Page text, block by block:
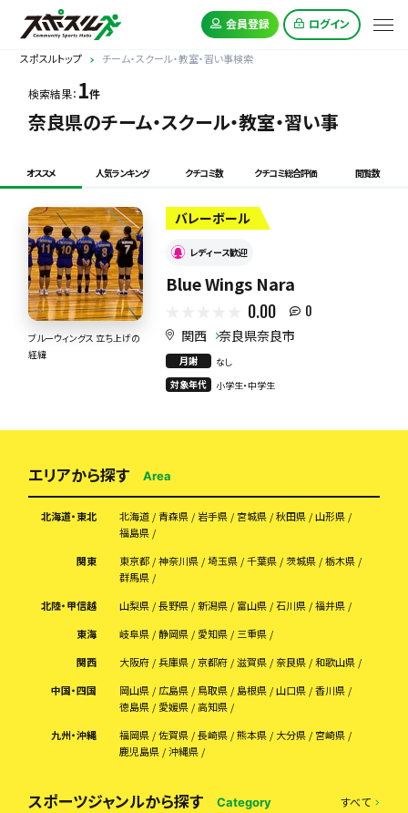
会員登録 ログイン
スポスルトップ チーム・スクール・教室・習い事検索
検索結果： 1件
奈良県のチーム・スクール・教室・習い事
オススメ 人気ランキング クチコミ数 クチコミ総合評価 閲覧数
ブルーウィングス 立ち上げの
経緯
バレーボール
レディース歓迎
Blue Wings Nara
0.00 0
関西 奈良県奈良市
月謝
なし
対象年代
小学生・中学生
エリアから探す Area
北海道・東北 北海道 青森県 岩手県 宮城県 秋田県
山形県
福島県
関東
東京都 神奈川県 埼玉県 千葉県 茨城県
栃木県
群馬県
北陸・甲信越
山梨県 長野県 新潟県 富山県 石川県
福井県
東海
岐阜県 静岡県 愛知県
三重県
関西
大阪府 兵庫県 京都府 滋賀県 奈良県
和歌山県
中国・四国
岡山県 広島県 鳥取県 島根県 山口県
香川県
徳島県
愛媛県
高知県
九州・沖縄
福岡県 佐賀県 長崎県 熊本県 大分県
宮崎県
鹿児島県
沖縄県
スポーツジャンルから探す Category すべて